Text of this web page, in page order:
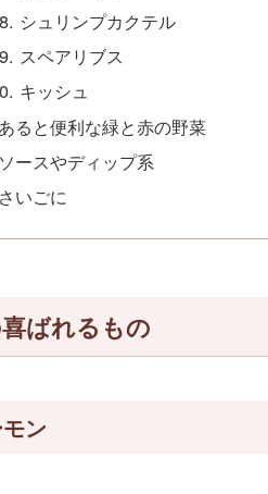
シュリンプカクテル
スペアリブス
キッシュ
あると便利な緑と赤の野菜
ソースやディップ系
さいごに
ばれるもの
ン